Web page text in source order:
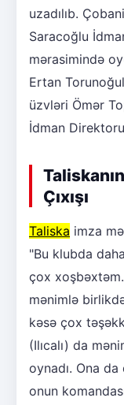
uzadılıb.
Saracoğlu
mərasimində
Ertan
üzvləri Ömər
İdman
Çıxışı
Taliska imza
"Bu klubda
çox
mənimlə
kəsə çox
(Ilıcalı) da
oynadı. Ona
onun